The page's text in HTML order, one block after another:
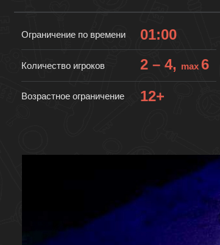
Ограничение по времени 01:00
Количество игроков 2 – 4, max 6
Возрастное ограничение 12+